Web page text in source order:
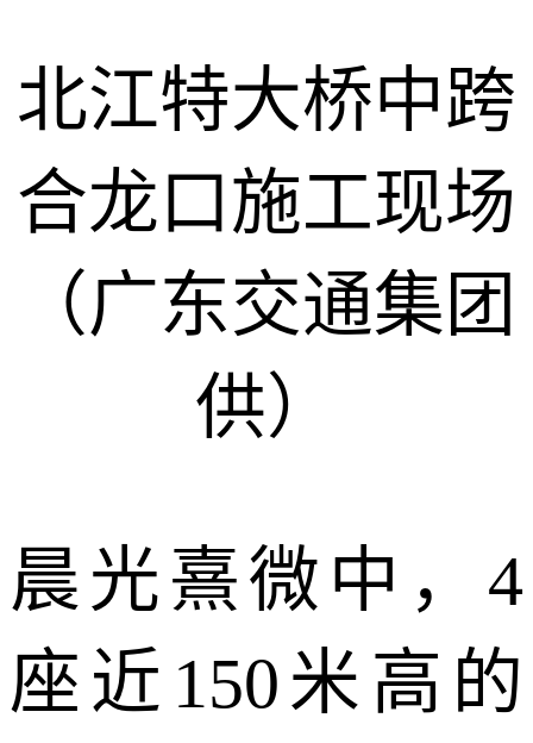
北江特大桥中跨
合龙口施工现场
（广东交通集团
供）
晨光熹微中， 4
座近 150米高的